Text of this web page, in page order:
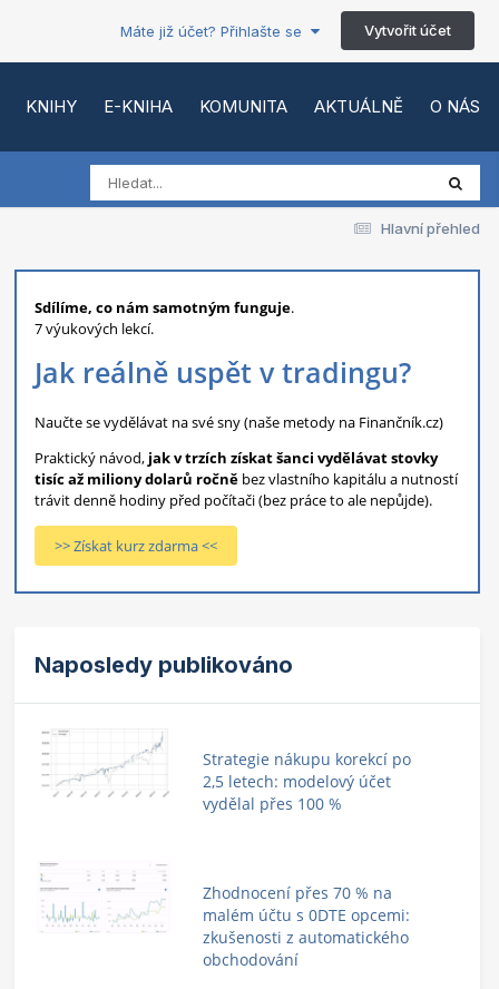
Máte již účet? Přihlašte se Vytvořit účet
KNIHY E-KNIHA KOMUNITA AKTUÁLNĚ O NÁS
Hlavní přehled
Sdílíme, co nám samotným funguje.
7 výukových lekcí.
Jak reálně uspět v tradingu?
Naučte se vydělávat na své sny (naše metody na Finančník.cz)
Praktický návod, jak v trzích získat šanci vydělávat stovky
tisíc až miliony dolarů ročněbez vlastního kapitálu a nutností
trávit denně hodiny před počítači (bez práce to ale nepůjde).
>> Získat kurz zdarma <<
Naposledy publikováno
Strategie nákupu korekcí po
2,5 letech: modelový účet
vydělal přes 100 %
Zhodnocení přes 70 % na
malém účtu s 0DTE opcemi:
zkušenosti z automatického
obchodování